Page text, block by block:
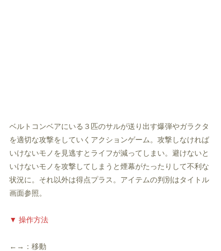
ベルトコンベアにいる３匹のサルが送り出す爆弾やガラクタ
を適切な攻撃をしていくアクションゲーム。攻撃しなければ
いけないモノを見逃すとライフが減ってしまい。避けないと
いけないモノを攻撃してしまうと煙幕がたったりして不利な
状況に。それ以外は得点プラス。アイテムの判別はタイトル
画面参照。
▼ 操作方法
←→：移動